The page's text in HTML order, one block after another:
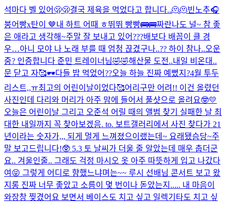
석마다 벨 있어🫢🫢결국 제육을 먹었다고 합니다..🫠🫠빈노추🎧
붕어빵x탄이 🤎내 하트 어때 ㅎ뛰뛰 빵빵🚌🚌짜란나도 널~ 참 좋
은 애라고 생각해~주말 잘 보내고 있어???배보다 배꼽이 클 경
우…아니 모야 나 노래 부를 때 엄청 끊겼구나..?? 하이 참나..오운
중? 인증합니다 준민 트레이너님🤣🤣해산물 도전..내일 비온대..
문 닫고 자🥰🕶️다들 밥 먹었어??오늘 하늘 진짜 예뻤지?4월 투두
리스트,,ㅠ최고의 어린이날이었다🥰어리구만 어려!! 이건 올렸던
사진인데 다리와 머리가 아주 맘에 들어서 풀샷으로 올려요🤓💛
오늘은 어린이날 그리고 오준석 어릴 때의 앨범 찾기 실패한 날 최
대한 내일까지 꼭 찾아보겠음. to. 보트갤러리에서 사진 찾다가 21
년이라는 숫자가,,, 되게 멀게 느껴졌으이랬는데~ 요래됐슴당~주
말 보고드립니다!🥸 5.3 토 날씨가 더울 줄 알았는데 매우 춥더군
요.. 겨울인줄.. 그래도 걱정 마시오 옷 아주 따뜻하게 입고 나갔다
여😝 그렇게 어디로 향했느냐며는~~ 루시 선배님 콘서트 보고 왔
지롱 진짜 너무 좋았고 소름이 몇 번이나 돋았는지..... 내 마음이
와장창 찢겼어요 보면서 베이스도 치고 싶고 일렉기타도 치고 싶